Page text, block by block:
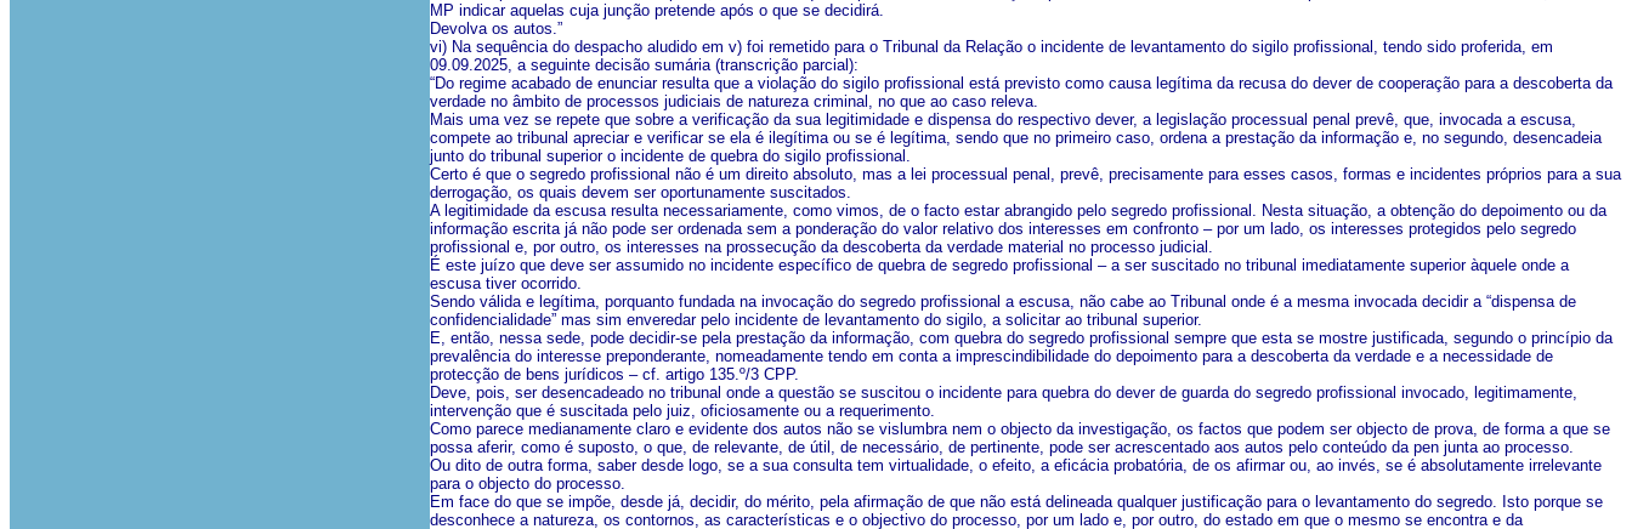
MP indicar aquelas cuja junção pretende após o que se decidirá.
Devolva os autos.”
vi) Na sequência do despacho aludido em v) foi remetido para o Tribunal da Relação o incidente de levantamento do sigilo profissional, tendo sido proferida, em
09.09.2025, a seguinte decisão sumária (transcrição parcial):
“Do regime acabado de enunciar resulta que a violação do sigilo profissional está previsto como causa legítima da recusa do dever de cooperação para a descoberta da
verdade no âmbito de processos judiciais de natureza criminal, no que ao caso releva.
Mais uma vez se repete que sobre a verificação da sua legitimidade e dispensa do respectivo dever, a legislação processual penal prevê, que, invocada a escusa,
compete ao tribunal apreciar e verificar se ela é ilegítima ou se é legítima, sendo que no primeiro caso, ordena a prestação da informação e, no segundo, desencadeia
junto do tribunal superior o incidente de quebra do sigilo profissional.
Certo é que o segredo profissional não é um direito absoluto, mas a lei processual penal, prevê, precisamente para esses casos, formas e incidentes próprios para a sua
derrogação, os quais devem ser oportunamente suscitados.
A legitimidade da escusa resulta necessariamente, como vimos, de o facto estar abrangido pelo segredo profissional. Nesta situação, a obtenção do depoimento ou da
informação escrita já não pode ser ordenada sem a ponderação do valor relativo dos interesses em confronto – por um lado, os interesses protegidos pelo segredo
profissional e, por outro, os interesses na prossecução da descoberta da verdade material no processo judicial.
É este juízo que deve ser assumido no incidente específico de quebra de segredo profissional – a ser suscitado no tribunal imediatamente superior àquele onde a
escusa tiver ocorrido.
Sendo válida e legítima, porquanto fundada na invocação do segredo profissional a escusa, não cabe ao Tribunal onde é a mesma invocada decidir a “dispensa de
confidencialidade” mas sim enveredar pelo incidente de levantamento do sigilo, a solicitar ao tribunal superior.
E, então, nessa sede, pode decidir-se pela prestação da informação, com quebra do segredo profissional sempre que esta se mostre justificada, segundo o princípio da
prevalência do interesse preponderante, nomeadamente tendo em conta a imprescindibilidade do depoimento para a descoberta da verdade e a necessidade de
protecção de bens jurídicos – cf. artigo 135.º/3 CPP.
Deve, pois, ser desencadeado no tribunal onde a questão se suscitou o incidente para quebra do dever de guarda do segredo profissional invocado, legitimamente,
intervenção que é suscitada pelo juiz, oficiosamente ou a requerimento.
Como parece medianamente claro e evidente dos autos não se vislumbra nem o objecto da investigação, os factos que podem ser objecto de prova, de forma a que se
possa aferir, como é suposto, o que, de relevante, de útil, de necessário, de pertinente, pode ser acrescentado aos autos pelo conteúdo da pen junta ao processo.
Ou dito de outra forma, saber desde logo, se a sua consulta tem virtualidade, o efeito, a eficácia probatória, de os afirmar ou, ao invés, se é absolutamente irrelevante
para o objecto do processo.
Em face do que se impõe, desde já, decidir, do mérito, pela afirmação de que não está delineada qualquer justificação para o levantamento do segredo. Isto porque se
desconhece a natureza, os contornos, as características e o objectivo do processo, por um lado e, por outro, do estado em que o mesmo se encontra e da